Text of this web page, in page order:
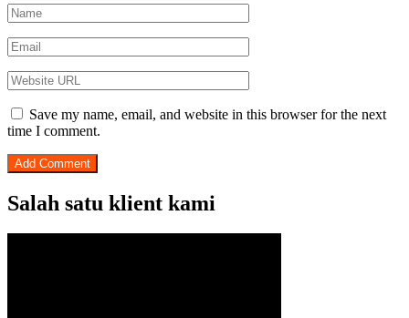
Save my name, email, and website in this browser for the next
time I comment.
Salah satu klient kami